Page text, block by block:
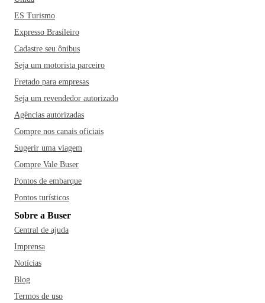
ES Turismo
Expresso Brasileiro
Cadastre seu ônibus
Seja um motorista parceiro
Fretado para empresas
Seja um revendedor autorizado
Agências autorizadas
Compre nos canais oficiais
Sugerir uma viagem
Compre Vale Buser
Pontos de embarque
Pontos turísticos
Sobre a Buser
Central de ajuda
Imprensa
Notícias
Blog
Termos de uso